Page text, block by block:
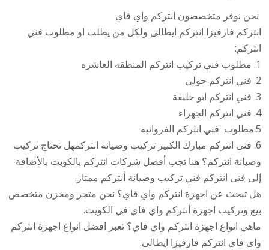
نحن نوفر متخصصون انتركم واي فاي
انتركم فارفيزا انتركم ايطالى ولكل من يطلب او مطلوب فني
انتركم:
1. مطلوب فني تركيب انتركم المنطقه العاشره
2. فني انتركم حولي
3. فني انتركم ابو حليفة
4. فني انتركم الجهراء
5.مطلوب فني انتركم الفروانية
6. فنى انتركم مبارك الكبير تركيب وصيانة انتركمهل تحتاج تركيب
وصيانة انتركم؟ هنا تجب أفضل شركات انتركم بالكويت بالأضافة
إلى فنى انتركم فني تركيب وصيانة أنتركم ممتاز.
هل تبحث عن اجهزة انتركم واي فاي؟ نحن متجر ومخزن متخصص
بيع وتركيب اجهزة أنتركم واي فاي في الكويت.
ماهي انواع اجهزة انتركم واي فاي؟ تعبر افضل انواع اجهزة انتركم
واي فاي انتركم فارفيزا ايطالى.